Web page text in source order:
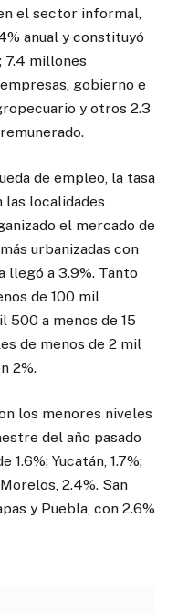
el sector informal,
anual y constituyó
7.4 millones
gobierno e
y otros 2.3
de empleo, la tasa
las localidades
el mercado de
urbanizadas con
llegó a 3.9%. Tanto
de 100 mil
500 a menos de 15
de menos de 2 mil
2%.
los menores niveles
del año pasado
1.6%; Yucatán, 1.7%;
2.4%. San
y Puebla, con 2.6%